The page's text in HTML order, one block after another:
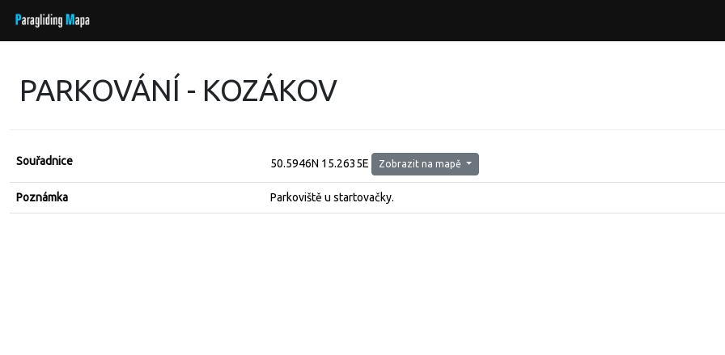
PARKOVÁNÍ - KOZÁKOV
Souřadnice 50.5946N 15.2635E Zobrazit na mapě
Poznámka Parkoviště u startovačky.